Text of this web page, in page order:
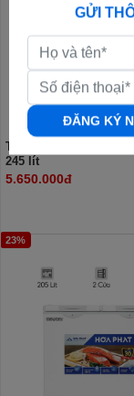
Tủ đông Hòa Phát HPF
245 lít
5.650.000đ
23%
GỬI
ĐĂNG KÝ